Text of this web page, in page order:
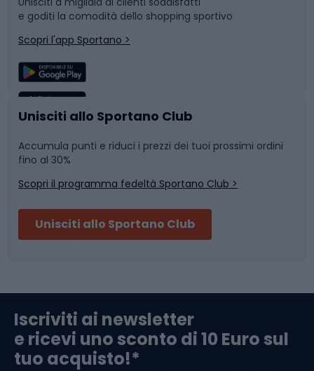
Corsa
Sport di squadra
Caschi da ciclismo
Skitouring
Abbigliamento da escursionismo
Snowboard
Camminata nordica
Nuoto
Pattinaggio
Componenti per biciclette
Arrampicata
e goditi la comodità dello shopping sportivo
Scopri l'app Sportano >
Unisciti allo Sportano Club
Accumula punti e riduci i prezzi dei tuoi prossimi ordini
fino al 30%
Scopri il programma fedeltà Sportano Club >
Unisciti allo Sportano Club
Iscriviti ai newsletter
e ricevi uno sconto di 10 Euro sul
tuo acquisto!*